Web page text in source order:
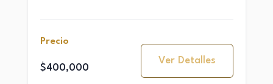
Precio
$400,000
Ver Detalles